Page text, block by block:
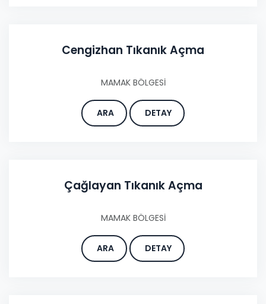
Cengizhan Tıkanık Açma
MAMAK BÖLGESİ
ARA DETAY
Çağlayan Tıkanık Açma
MAMAK BÖLGESİ
ARA DETAY